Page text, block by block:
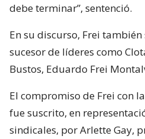
debe terminar”, sentenció.
En su discurso, Frei
sucesor de líderes como
Bustos, Eduardo Frei
El compromiso de Frei con
fue suscrito, en
sindicales, por Arlette Gay,